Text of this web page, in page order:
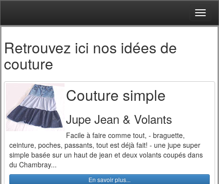
Retrouvez ici nos idées de
couture
Couture simple
Jupe Jean & Volants
Facile à faire comme tout, - braguette,
ceinture, poches, passants, tout est déjà fait! - une jupe super
simple basée sur un haut de jean et deux volants coupés dans
du Chambray...
En savoir plus...